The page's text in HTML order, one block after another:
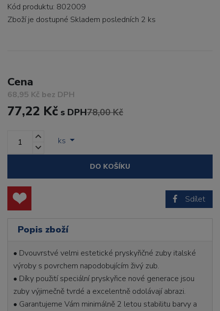
Kód produktu: 802009
Zboží je dostupné Skladem posledních 2 ks
Cena
68,95 Kč bez DPH
77,22 Kč s DPH78,00 Kč
ks
DO KOŠÍKU
Sdílet
Popis zboží
• Dvouvrstvé velmi estetické pryskyřičné zuby italské
výroby s povrchem napodobujícím živý zub.
• Díky použití speciální pryskyřice nové generace jsou
zuby výjimečně tvrdé a excelentně odolávají abrazi.
• Garantujeme Vám minimálně 2 letou stabilitu barvy a